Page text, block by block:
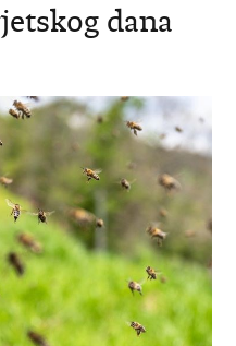
dana